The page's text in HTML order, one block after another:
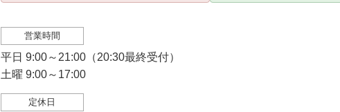
営業時間
平日 9:00～21:00（20:30最終受付）
土曜 9:00～17:00
定休日